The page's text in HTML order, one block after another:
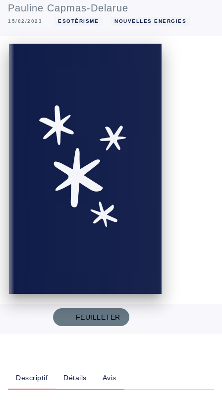
Pauline Capmas-Delarue
15/02/2023 ESOTÉRISME NOUVELLES ENERGIES
FEUILLETER
Descriptif Détails Avis